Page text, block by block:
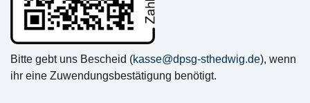
Bitte gebt uns Bescheid (kasse@dpsg-sthedwig.de), wenn
ihr eine Zuwendungsbestätigung benötigt.